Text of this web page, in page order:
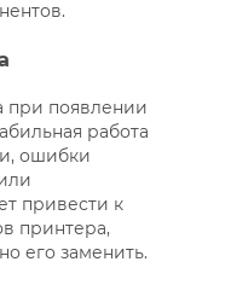
при появлении
работа
ошибки
привести к
принтера,
его заменить.